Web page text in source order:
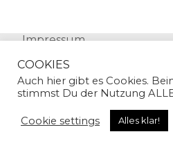
Impressum
© Copyright 2024 | Sandra
COOKIES
Auch hier gibt es Cookies.
stimmst Du der Nutzung
Cookie settings Alles klar!